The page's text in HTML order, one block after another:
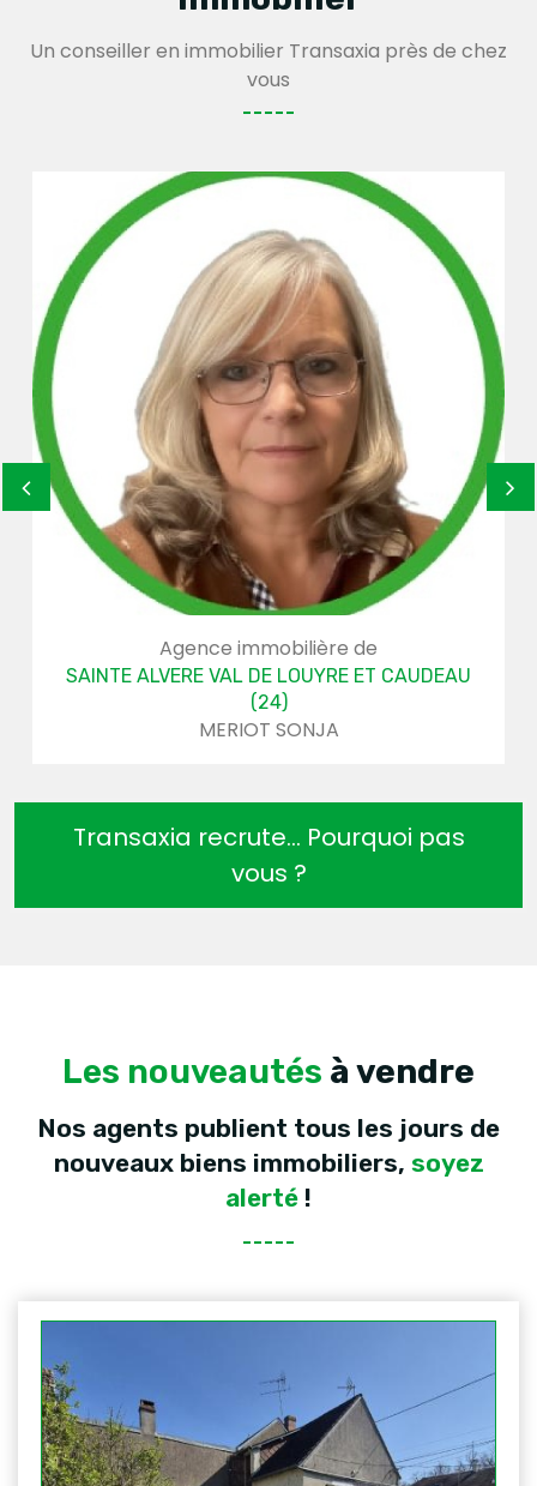
Un conseiller en immobilier Transaxia près de chez
vous
LOUYRE ET CAUDEAU
Transaxia recrute... Pourquoi pas
vous ?
Les nouveautés à vendre
Nos agents publient tous les jours de
nouveaux biens immobiliers, soyez
alerté !